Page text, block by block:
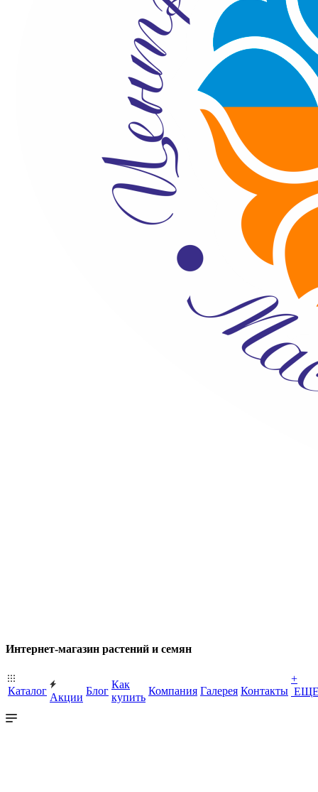
Интернет-магазин растений и семян
Каталог
Акции
Блог
Как
купить
Компания Галерея Контакты
+